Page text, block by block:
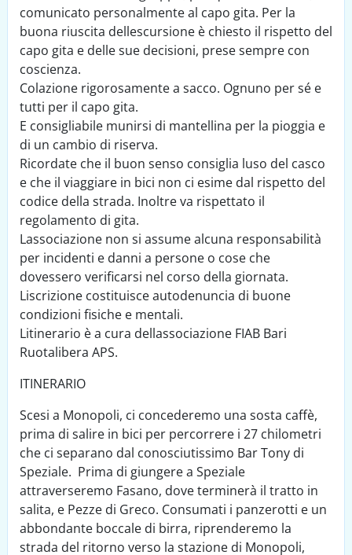
comunicato personalmente al capo gita. Per la
buona riuscita dellescursione è chiesto il rispetto del
capo gita e delle sue decisioni, prese sempre con
coscienza.
Colazione rigorosamente a sacco. Ognuno per sé e
tutti per il capo gita.
E consigliabile munirsi di mantellina per la pioggia e
di un cambio di riserva.
Ricordate che il buon senso consiglia luso del casco
e che il viaggiare in bici non ci esime dal rispetto del
codice della strada. Inoltre va rispettato il
regolamento di gita.
Lassociazione non si assume alcuna responsabilità
per incidenti e danni a persone o cose che
dovessero verificarsi nel corso della giornata.
Liscrizione costituisce autodenuncia di buone
condizioni fisiche e mentali.
Litinerario è a cura dellassociazione FIAB Bari
Ruotalibera APS.
ITINERARIO
Scesi a Monopoli, ci concederemo una sosta caffè,
prima di salire in bici per percorrere i 27 chilometri
che ci separano dal conosciutissimo Bar Tony di
Speziale. Prima di giungere a Speziale
attraverseremo Fasano, dove terminerà il tratto in
salita, e Pezze di Greco. Consumati i panzerotti e un
abbondante boccale di birra, riprenderemo la
strada del ritorno verso la stazione di Monopoli,